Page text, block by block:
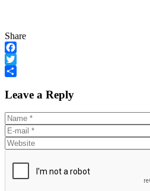
Share
Facebook
Twitter
Leave a Reply